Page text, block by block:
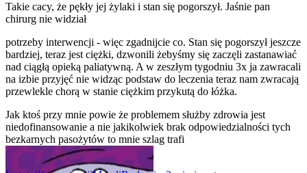
Takie cacy, że pękły jej żylaki i stan się pogorszył. Jaśnie pan
chirurg nie widział
potrzeby interwencji - więc zgadnijcie co. Stan się pogorszył jeszcze
bardziej, teraz jest ciężki, dzwonili żebyśmy się zaczęli zastanawiać
nad ciągłą opieką paliatywną. A w zeszłym tygodniu 3x ja zawracali
na izbie przyjęć nie widząc podstaw do leczenia teraz nam zwracają
przewlekle chorą w stanie ciężkim przykutą do łóżka.
Jak ktoś przy mnie powie że problemem służby zdrowia jest
niedofinansowanie a nie jakikolwiek brak odpowiedzialności tych
bezkarnych pasożytów to mnie szlag trafi